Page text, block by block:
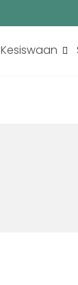
Kesiswaan